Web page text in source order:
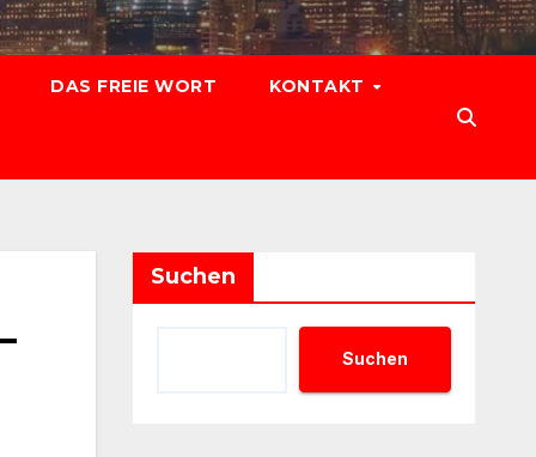
DAS FREIE WORT KONTAKT
Suchen
Suchen